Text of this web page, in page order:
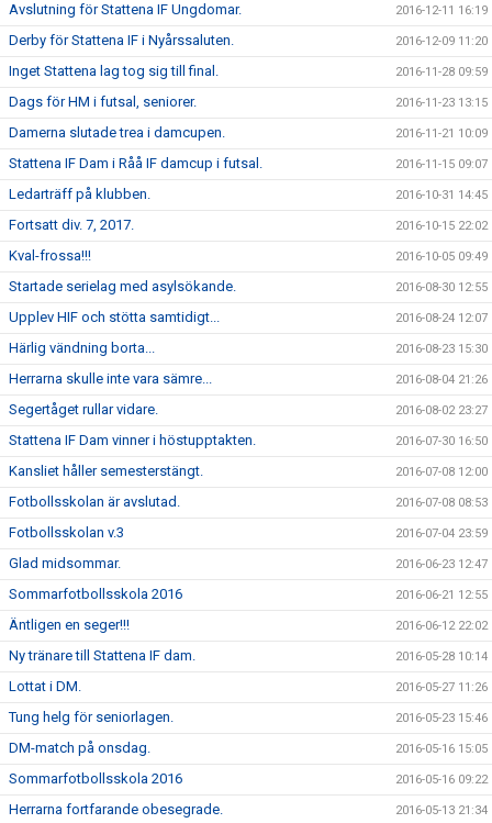
Avslutning för Stattena IF Ungdomar. 2016-12-11 16:19
Derby för Stattena IF i Nyårssaluten. 2016-12-09 11:20
Inget Stattena lag tog sig till final. 2016-11-28 09:59
Dags för HM i futsal, seniorer. 2016-11-23 13:15
Damerna slutade trea i damcupen. 2016-11-21 10:09
Stattena IF Dam i Råå IF damcup i futsal. 2016-11-15 09:07
Ledarträff på klubben. 2016-10-31 14:45
Fortsatt div. 7, 2017. 2016-10-15 22:02
Kval-frossa!!! 2016-10-05 09:49
Startade serielag med asylsökande. 2016-08-30 12:55
Upplev HIF och stötta samtidigt... 2016-08-24 12:07
Härlig vändning borta... 2016-08-23 15:30
Herrarna skulle inte vara sämre... 2016-08-04 21:26
Segertåget rullar vidare. 2016-08-02 23:27
Stattena IF Dam vinner i höstupptakten. 2016-07-30 16:50
Kansliet håller semesterstängt. 2016-07-08 12:00
Fotbollsskolan är avslutad. 2016-07-08 08:53
Fotbollsskolan v.3 2016-07-04 23:59
Glad midsommar. 2016-06-23 12:47
Sommarfotbollsskola 2016 2016-06-21 12:55
Äntligen en seger!!! 2016-06-12 22:02
Ny tränare till Stattena IF dam. 2016-05-28 10:14
Lottat i DM. 2016-05-27 11:26
Tung helg för seniorlagen. 2016-05-23 15:46
DM-match på onsdag. 2016-05-16 15:05
Sommarfotbollsskola 2016 2016-05-16 09:22
Herrarna fortfarande obesegrade. 2016-05-13 21:34